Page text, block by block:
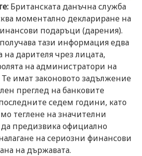
Британската данъчна служба
моментално деклариране на
подаръци (дарения).
тази информация едва
на дарителя чрез лицата,
на администратори на
Те имат законовото задължение
преглед на банковите
седем години, като
теглене на значителни
предизвика официално
на сериозни финансови
на държавата.